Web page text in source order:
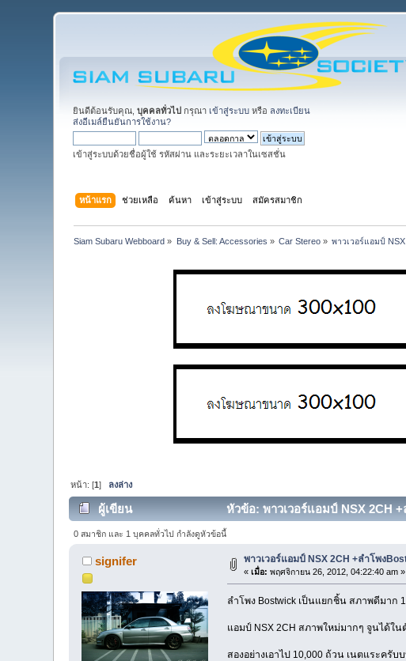
ยินดีต้อนรับคุณ,บุคคลทั่วไป กรุณา เข้าสู่ระบบ หรือ ลงทะเบียน
ส่งอีเมล์ยืนยันการใช้งาน?
เข้าสู่ระบบด้วยชื่อผู้ใช้ รหัสผ่าน และระยะเวลาในเซสชั่น
หน้าแรก ช่วยเหลือ ค้นหา เข้าสู่ระบบ สมัครสมาชิก
Siam Subaru Webboard » Buy & Sell: Accessories » Car Stereo » พาวเวอร์แอมป์
หน้า: [1] ลงล่าง
ผู้เขียน หัวข้อ: พาวเวอร์แอมป์ NSX 2CH
0 สมาชิก และ 1 บุคคลทั่วไป กำลังดูหัวข้อนี้
signifer พาวเวอร์แอมป์ NSX 2CH +ลำโพง
«เมื่อ: พฤศจิกายน 26, 2012, 04:22:40 am »
ลำโพง Bostwick เป็นแยกชิ้น สภาพดีมาก
แอมป์ NSX 2CH สภาพใหม่มากๆ จูนได้ใ
สองอย่างเอาไป 10,000 ถ้วน เนตแระครับ